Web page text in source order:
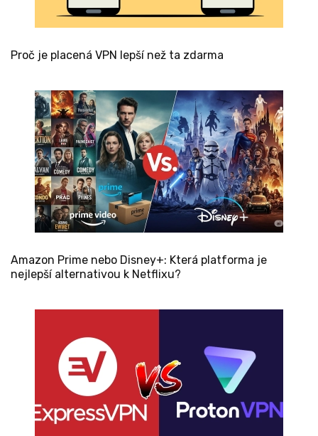
Proč je placená VPN lepší než ta zdarma
Amazon Prime nebo Disney+: Která platforma je
nejlepší alternativou k Netflixu?